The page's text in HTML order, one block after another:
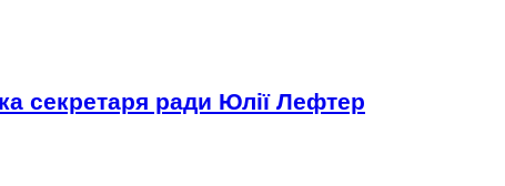
секретаря ради Юлії Лефтер